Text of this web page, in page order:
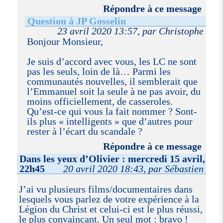
Répondre à ce message
Question à JP Gosselin
23 avril 2020 13:57, par Christophe
Bonjour Monsieur,
Je suis d’accord avec vous, les LC ne sont
pas les seuls, loin de là… Parmi les
communautés nouvelles, il semblerait que
l’Emmanuel soit la seule à ne pas avoir, du
moins officiellement, de casseroles.
Qu’est-ce qui vous la fait nommer ? Sont-
ils plus « intelligents » que d’autres pour
rester à l’écart du scandale ?
Répondre à ce message
Dans les yeux d’Olivier : mercredi 15 avril,
22h45
20 avril 2020 18:43, par Sébastien
J’ai vu plusieurs films/documentaires dans
lesquels vous parlez de votre expérience à la
Légion du Christ et celui-ci est le plus réussi,
le plus convaincant. Un seul mot : bravo !